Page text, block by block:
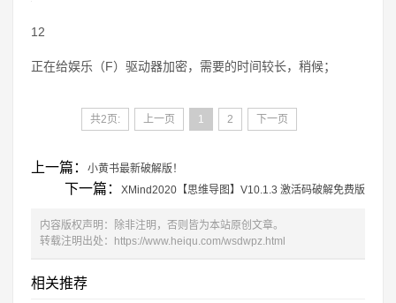
12
正在给娱乐（F）驱动器加密，需要的时间较长，稍候；
共2页: 上一页 1 2 下一页
上一篇： 小黄书最新破解版！
下一篇： XMind2020【思维导图】V10.1.3 激活码破解免费版
内容版权声明：除非注明，否则皆为本站原创文章。
转载注明出处：
https://www.heiqu.com/wsdwpz.html
相关推荐